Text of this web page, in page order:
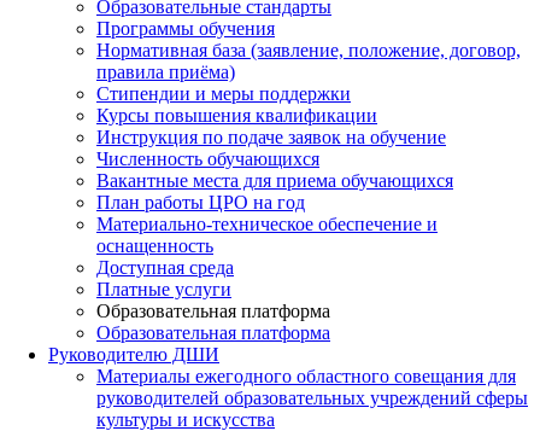
Образовательные стандарты
Программы обучения
Нормативная база (заявление, положение, договор,
правила приёма)
Стипендии и меры поддержки
Курсы повышения квалификации
Инструкция по подаче заявок на обучение
Численность обучающихся
Вакантные места для приема обучающихся
План работы ЦРО на год
Материально-техническое обеспечение и
оснащенность
Доступная среда
Платные услуги
Образовательная платформа
Образовательная платформа
Руководителю ДШИ
Материалы ежегодного областного совещания для
руководителей образовательных учреждений сферы
культуры и искусства